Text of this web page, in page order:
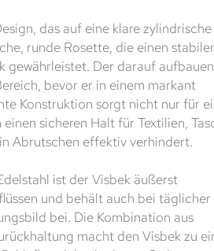
das auf eine klare zylindrische
runde Rosette, die einen
gewährleistet. Der darauf
bevor er in einem markant
Konstruktion sorgt nicht nur für
sicheren Halt für Textilien,
Abrutschen effektiv verhindert.
ist der Visbek äußerst
und behält auch bei täglicher
bei. Die Kombination aus
macht den Visbek zu